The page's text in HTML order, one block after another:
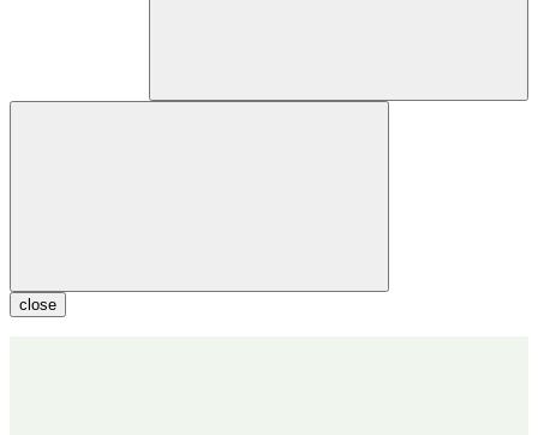
close